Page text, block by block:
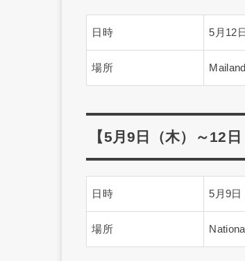
日時 5月12
場所
【5月9日（木）～12
日時 5月9日
場所